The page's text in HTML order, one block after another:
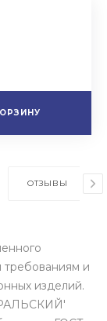
ОТЗЫВЫ
требованиям и
изделий.